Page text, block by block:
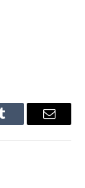
Tumblr Email